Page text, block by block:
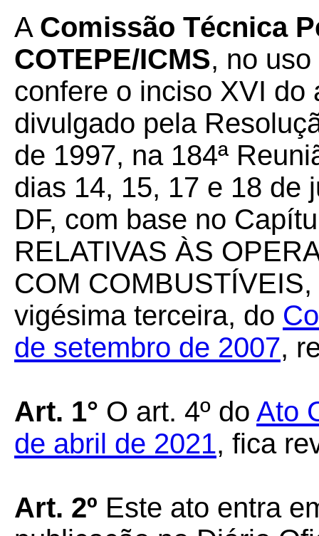
A Comissão Técnica
COTEPE/ICMS, no
confere o inciso XVI do
divulgado pela
de 1997, na 184ª
dias 14, 15, 17 e 18 de
DF, com base no
RELATIVAS ÀS
COM
vigésima terceira, do
de setembro de 2007,
Art. 1° O art. 4º do Ato
de abril de 2021, fica
Art. 2º Este ato entra